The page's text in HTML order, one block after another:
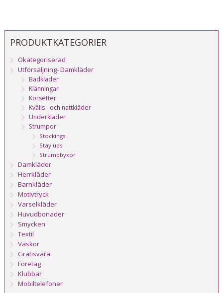
PRODUKTKATEGORIER
Okategoriserad
Utförsäljning- Damkläder
Badkläder
Klänningar
Korsetter
Kvälls - och nattkläder
Underkläder
Strumpor
Stockings
Stay ups
Strumpbyxor
Damkläder
Herrkläder
Barnkläder
Motivtryck
Varselkläder
Huvudbonader
Smycken
Textil
Väskor
Gratisvara
Företag
Klubbar
Mobiltelefoner